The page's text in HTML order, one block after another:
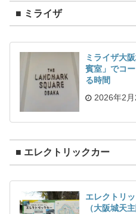
■ ミライザ
ミライザ大
賓室」でコ
る時間
2026年2月
■ エレクトリックカー
エレクトリ
（大阪城天